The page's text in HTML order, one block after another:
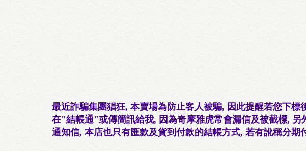
最近詐騙集團猖狂, 本賣場為防止客人被騙, 因此提醒若您下
在"結帳通"或傳簡訊給我, 因為奇摩雅虎常會漏信及被截標, 另
通知信, 本店也只有匯款及貨到付款的結帳方式, 若有訛稱分